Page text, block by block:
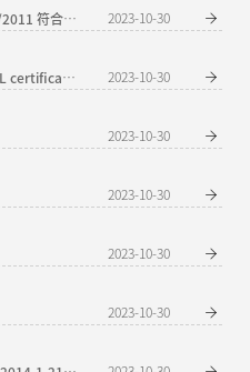
ECS301HP 欧盟食品接触材料EU 10 /2011 符合推荐信 2023-10-30
EKU 1150 1120 TM+ series fabric GL certification 2016.5.25-2020.5.24 2023-10-30
2023-10-30
2023-10-30
2023-10-30
2023-10-30